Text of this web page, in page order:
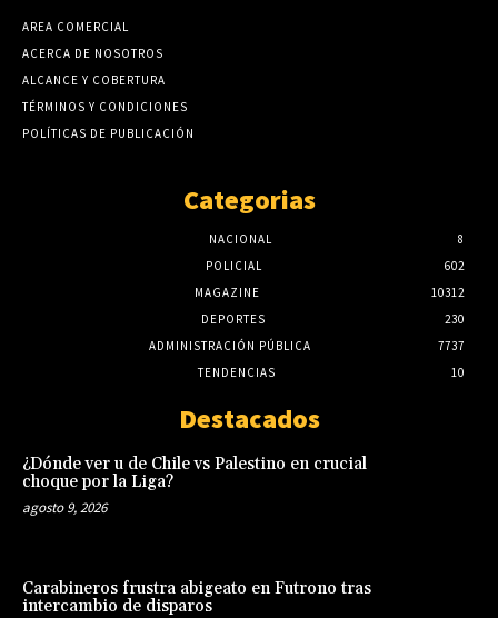
AREA COMERCIAL
ACERCA DE NOSOTROS
ALCANCE Y COBERTURA
TÉRMINOS Y CONDICIONES
POLÍTICAS DE PUBLICACIÓN
Categorias
NACIONAL
8
POLICIAL
602
MAGAZINE
10312
DEPORTES
230
ADMINISTRACIÓN PÚBLICA
7737
TENDENCIAS
10
Destacados
¿Dónde ver u de Chile vs Palestino en crucial
choque por la Liga?
agosto 9, 2026
Carabineros frustra abigeato en Futrono tras
intercambio de disparos